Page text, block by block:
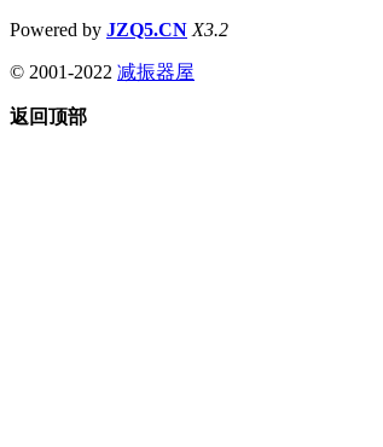
Powered by JZQ5.CN X3.2
© 2001-2022 减振器屋
返回顶部